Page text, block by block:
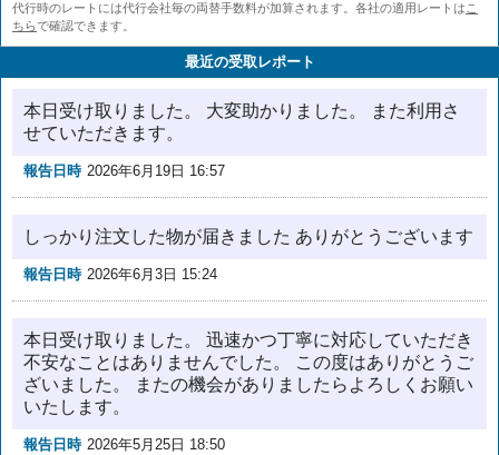
代行時のレートには代行会社毎の両替手数料が加算されます。各社の適用レートは こ
ちらで確認できます。
最近の受取レポート
本日受け取りました。 大変助かりました。 また利用さ
せていただきます。
報告日時 2026年6月19日 16:57
しっかり注文した物が届きました ありがとうございます
報告日時 2026年6月3日 15:24
本日受け取りました。 迅速かつ丁寧に対応していただき
不安なことはありませんでした。 この度はありがとうご
ざいました。 またの機会がありましたらよろしくお願い
いたします。
報告日時 2026年5月25日 18:50